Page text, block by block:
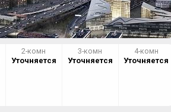
2-комн
Уточняется
3-комн
Уточняется
4-комн
Уточняется